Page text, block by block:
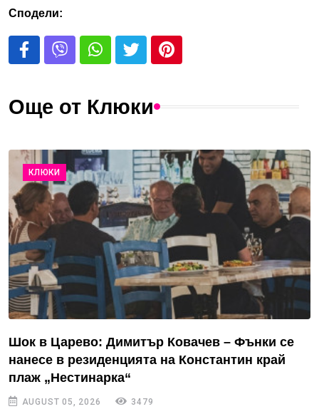
Сподели:
Още от Клюки
КЛЮКИ
Шок в Царево: Димитър Ковачев – Фънки се
нанесе в резиденцията на Константин край
плаж „Нестинарка“
AUGUST 05, 2026 3479